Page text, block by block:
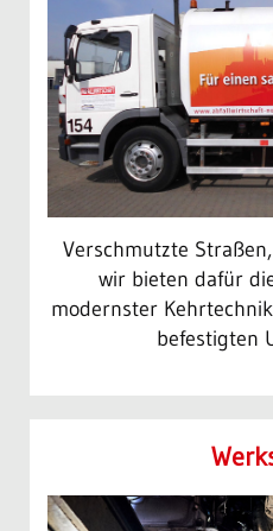
Verschmutzte
wir bieten dafür
modernster
befestigten